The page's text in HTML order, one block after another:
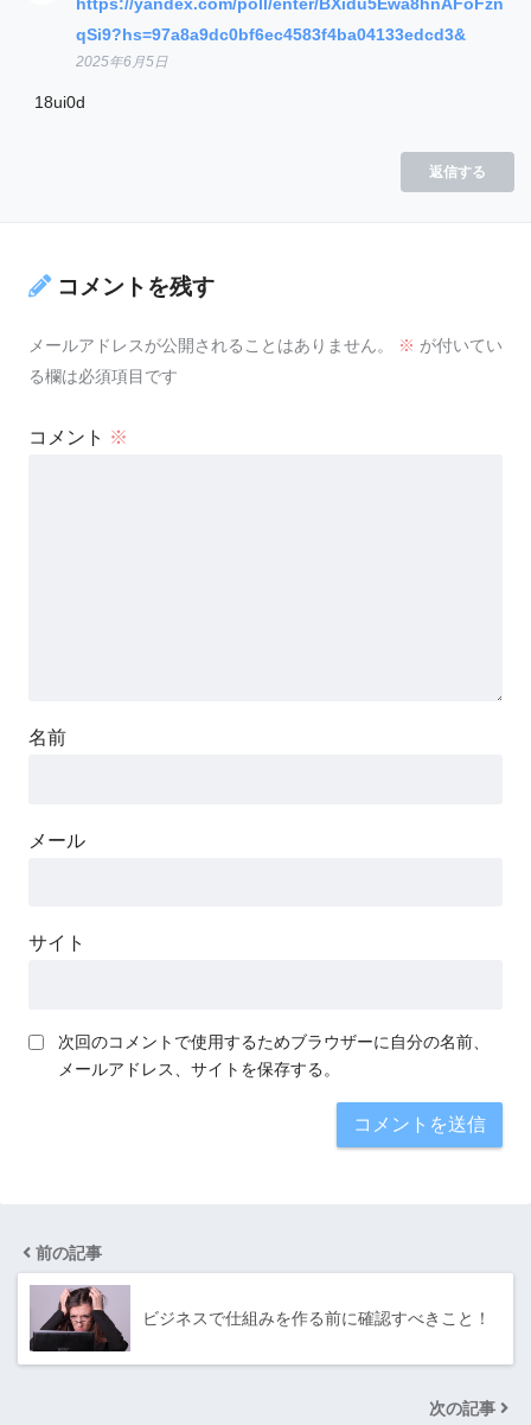
qSi9?hs=97a8a9dc0bf6ec4583f4ba04133edcd3&
2025年6月5日
18ui0d
返信する
コメントを残す
メールアドレスが公開されることはありません。 ※ が付いてい
る欄は必須項目です
コメント ※
名前
メール
サイト
次回のコメントで使用するためブラウザーに自分の名前、
メールアドレス、サイトを保存する。
前の記事
ビジネスで仕組みを作る前に確認すべきこと！
次の記事